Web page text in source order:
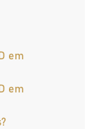
em
em